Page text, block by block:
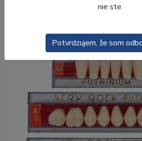
nie ste
Potvrdzujem, že som